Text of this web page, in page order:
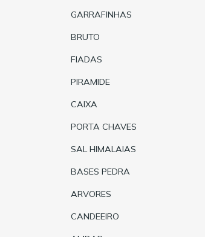
GARRAFINHAS
BRUTO
FIADAS
PIRAMIDE
CAIXA
PORTA CHAVES
SAL HIMALAIAS
BASES PEDRA
ARVORES
CANDEEIRO